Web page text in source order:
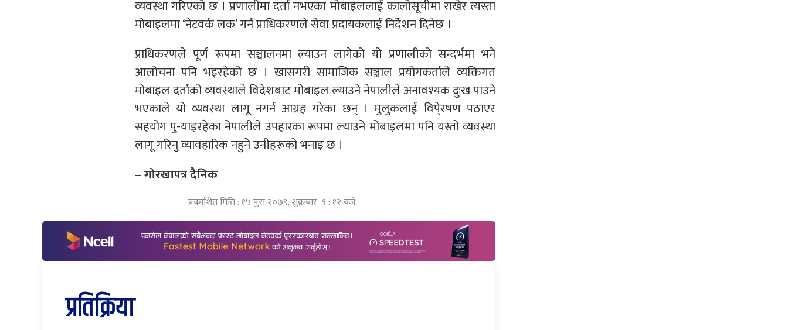
व्यवस्था गरिएको छ । प्रणालीमा दर्ता नभएका मोबाइललाई कालोसूचीमा राखेर त्यस्ता
मोबाइलमा ‘नेटवर्क लक’ गर्न प्राधिकरणले सेवा प्रदायकलाई निर्देशन दिनेछ ।
प्राधिकरणले पूर्ण रूपमा सञ्चालनमा ल्याउन लागेको यो प्रणालीको सन्दर्भमा भने
आलोचना पनि भइरहेको छ । खासगरी सामाजिक सञ्जाल प्रयोगकर्ताले व्यक्तिगत
मोबाइल दर्ताको व्यवस्थाले विदेशबाट मोबाइल ल्याउने नेपालीले अनावश्यक दुःख पाउने
भएकाले यो व्यवस्था लागू नगर्न आग्रह गरेका छन् । मुलुकलाई विपे्रषण पठाएर
सहयोग पु-याइरहेका नेपालीले उपहारका रूपमा ल्याउने मोबाइलमा पनि यस्तो व्यवस्था
लागू गरिनु व्यावहारिक नहुने उनीहरूको भनाइ छ ।
– गोरखापत्र दैनिक
प्रकाशित मिति : १५ पुस २०७९, शुक्रबार ९ : १२ बजे
प्रतिक्रिया